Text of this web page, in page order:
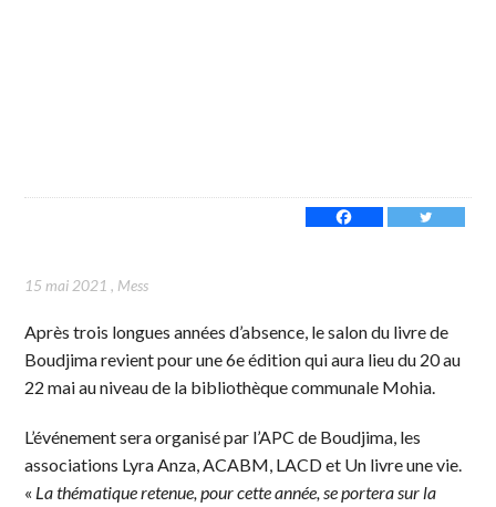
15 mai 2021 , Mess
Après trois longues années d’absence, le salon du livre de
Boudjima revient pour une 6e édition qui aura lieu du 20 au
22 mai au niveau de la bibliothèque communale Mohia.
L’événement sera organisé par l’APC de Boudjima, les
associations Lyra Anza, ACABM, LACD et Un livre une vie.
« La thématique retenue, pour cette année, se portera sur la